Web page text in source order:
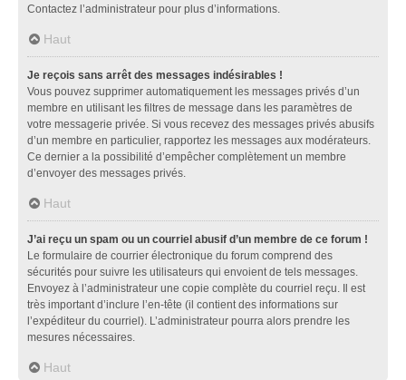
Contactez l’administrateur pour plus d’informations.
Haut
Je reçois sans arrêt des messages indésirables !
Vous pouvez supprimer automatiquement les messages privés d’un
membre en utilisant les filtres de message dans les paramètres de
votre messagerie privée. Si vous recevez des messages privés abusifs
d’un membre en particulier, rapportez les messages aux modérateurs.
Ce dernier a la possibilité d’empêcher complètement un membre
d’envoyer des messages privés.
Haut
J’ai reçu un spam ou un courriel abusif d’un membre de ce forum !
Le formulaire de courrier électronique du forum comprend des
sécurités pour suivre les utilisateurs qui envoient de tels messages.
Envoyez à l’administrateur une copie complète du courriel reçu. Il est
très important d’inclure l’en-tête (il contient des informations sur
l’expéditeur du courriel). L’administrateur pourra alors prendre les
mesures nécessaires.
Haut